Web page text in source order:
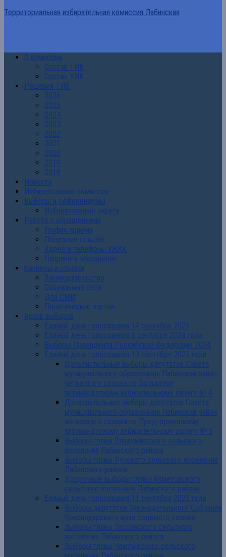
Территориальная избирательная комиссия Лабинская
О комиссии
Состав ТИК
Состав УИК
Решения ТИК
2026
2025
2024
2023
2022
2021
2020
2019
2018
Новости
Избирательные комиссии
Выборы и референдумы
Избирательные округа
Работа с обращениями
График приема
Полезные ссылки
Адрес и телефоны ИККК
Направить обращение
Баннеры и ссылки
Законодательство
Социальные сети
Для СМИ
Политические партии
Архив выборов
Единый день голосования 14 сентября 2025
Единый день голосования 8 сентября 2024 года
Выборы Президента Российской Федерации 2024
Единый день голосования 10 сентября 2023 года
Дополнительные выборы депутатов Совета
муниципального образования Лабинский район
четвертого созыва по Западному
пятимандатному избирательному округу № 4
Дополнительные выборы депутатов Совета
муниципального образования Лабинский район
четвертого созыва по Предгорненскому
пятимандатному избирательному округу № 5
Выборы главы Владимирского сельского
поселения Лабинского района
Выборы главы Лучевого сельского поселения
Лабинского района
Досрочные выборы главы Ахметовского
сельского поселения Лабинского района
Единый день голосования 11 сентября 2022 года
Выборы депутатов Законодательного Собрания
Краснодарского края седьмого созыва
Выборы главы Зассовского сельского
поселения Лабинского района
Выборы главы Чамлыкского сельского